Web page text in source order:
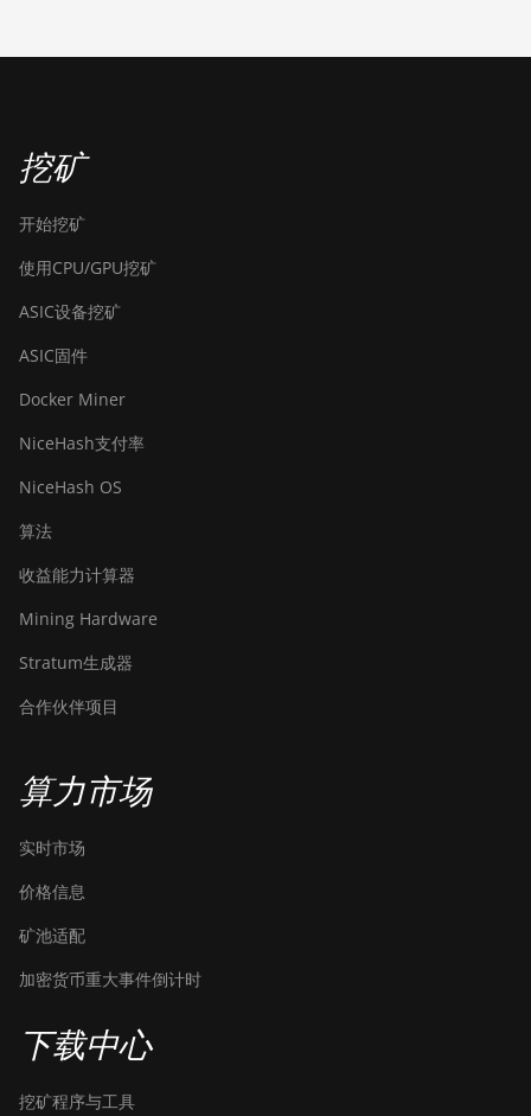
BITMAIN AntMiner Z15e
BITMAIN AntMiner Z15j
Hydro (158Th)
BITMAIN Antminer S19 XP
(100TH)
BITMAIN Antminer S19j
(96Th)
(151TH)
BITMAIN Antminer S23 Hyd.
(580Th)
BITMAIN Antminer S23 Hyd.
3U (1.16Ph)
BITMAIN Antminer S23 Imm.
挖矿
开始挖矿
使用CPU/GPU挖矿
ASIC设备挖矿
ASIC固件
Docker Miner
NiceHash支付率
NiceHash OS
算法
收益能力计算器
Mining Hardware
Stratum生成器
合作伙伴项目
算力市场
实时市场
价格信息
矿池适配
加密货币重大事件倒计时
下载中心
挖矿程序与工具